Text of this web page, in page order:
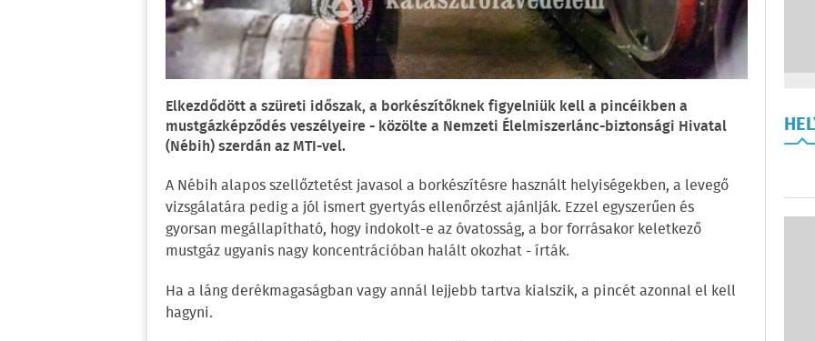
Elkezdődött a szüreti időszak, a borkészítőknek figyelniük kell a pincéikben a
mustgázképződés veszélyeire - közölte a Nemzeti Élelmiszerlánc-biztonsági Hivatal
(Nébih) szerdán az MTI-vel.
A Nébih alapos szellőztetést javasol a borkészítésre használt helyiségekben, a levegő
vizsgálatára pedig a jól ismert gyertyás ellenőrzést ajánlják. Ezzel egyszerűen és
gyorsan megállapítható, hogy indokolt-e az óvatosság, a bor forrásakor keletkező
mustgáz ugyanis nagy koncentrációban halált okozhat - írták.
Ha a láng derékmagaságban vagy annál lejjebb tartva kialszik, a pincét azonnal el kell
hagyni.